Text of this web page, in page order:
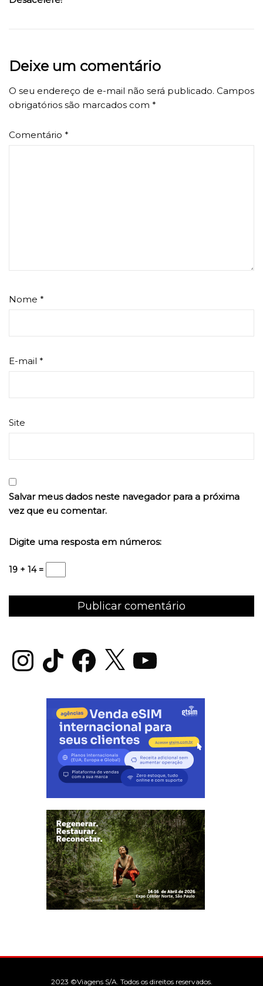
Deixe um comentário
O seu endereço de e-mail não será publicado. Campos
obrigatórios são marcados com *
Comentário *
Nome *
E-mail *
Site
Salvar meus dados neste navegador para a próxima
vez que eu comentar.
Digite uma resposta em números:
19 + 14 =
InstagramTikTok Facebook
X YouTube
2023 ©Viagens S/A. Todos os direitos reservados.